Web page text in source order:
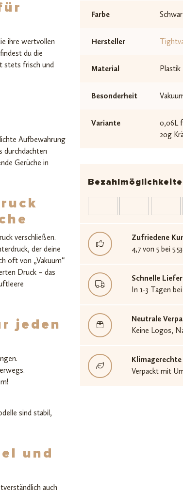
ihre wertvollen
du die
stets frisch und
Aufbewahrung
durchdachten
Gerüche in
verschließen.
der deine
oft von „Vakuum“
Druck – das
jeden
sind stabil,
und
auch
Farbe
Hersteller
Material Plastik
Besonderheit
Variante
0,06L
20g
Zufriedene
4,7 von 5 bei
Schnelle
In 1-3 Tagen
Neutrale
Keine Logos,
Verpackt mit